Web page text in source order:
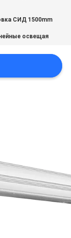
СИД 1500mm
освещая